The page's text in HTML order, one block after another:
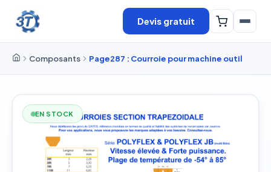
Devis gratuit
Composants Page287 : Courroie pour machine outil
EN STOCK